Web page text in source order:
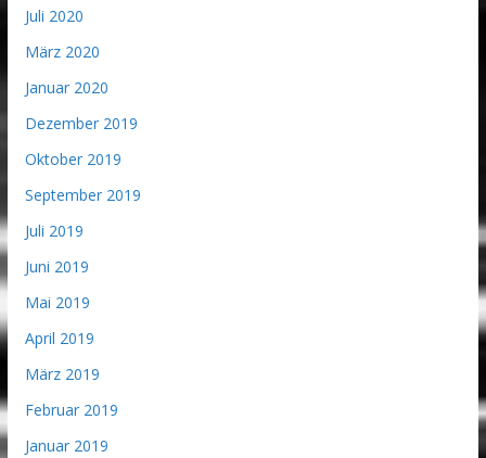
Juli 2020
März 2020
Januar 2020
Dezember 2019
Oktober 2019
September 2019
Juli 2019
Juni 2019
Mai 2019
April 2019
März 2019
Februar 2019
Januar 2019